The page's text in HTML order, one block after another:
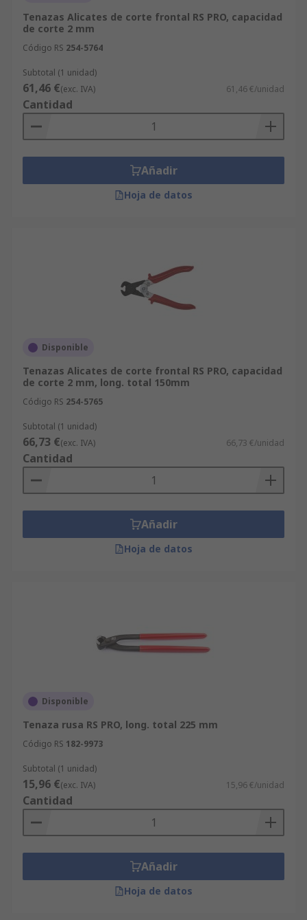
Tenazas Alicates de corte frontal RS PRO, capacidad
de corte 2 mm
Código RS 254-5764
Subtotal (1 unidad)
61,46 €(exc. IVA) 61,46 €/unidad
Cantidad
Añadir
Hoja de datos
Disponible
Tenazas Alicates de corte frontal RS PRO, capacidad
de corte 2 mm, long. total 150mm
Código RS 254-5765
Subtotal (1 unidad)
66,73 €(exc. IVA) 66,73 €/unidad
Cantidad
Añadir
Hoja de datos
Disponible
Tenaza rusa RS PRO, long. total 225 mm
Código RS 182-9973
Subtotal (1 unidad)
15,96 €(exc. IVA) 15,96 €/unidad
Cantidad
Añadir
Hoja de datos